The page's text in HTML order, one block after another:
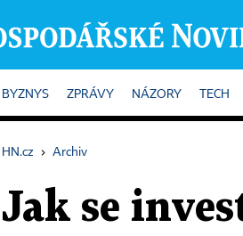
BYZNYS ZPRÁVY NÁZORY TECH
HN.cz › Archiv
Jak se